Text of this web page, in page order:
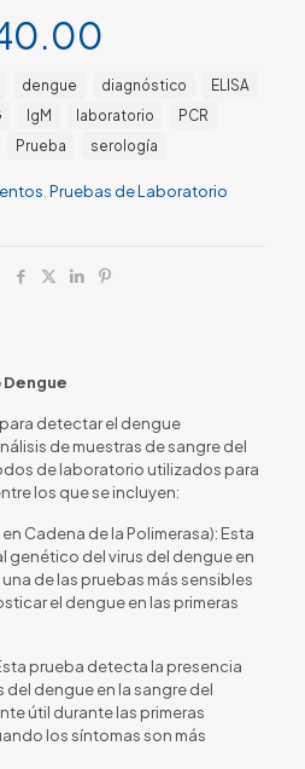
Pruebas de Laboratorio
dengue diagnóstico
ELISA
IgM laboratorio
PCR
Prueba serología
detectar el dengue
de muestras de sangre del
de laboratorio utilizados para
los que se incluyen:
Cadena de la Polimerasa): Esta
genético del virus del dengue en
de las pruebas más sensibles
el dengue en las primeras
prueba detecta la presencia
del dengue en la sangre del
útil durante las primeras
los síntomas son más